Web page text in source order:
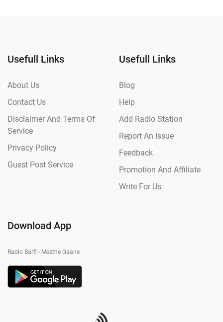
Usefull Links
About Us
Contact Us
Disclaimer And Terms Of
Service
Privacy Policy
Guest Post Service
Usefull Links
Blog
Help
Add Radio Station
Report An Issue
Feedback
Promotion And Affiliate
Write For Us
Download App
Radio Barfi - Meethe Gaane